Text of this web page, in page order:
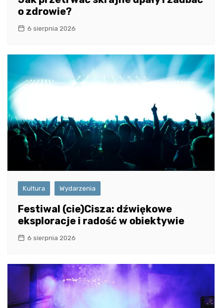
o zdrowie?
6 sierpnia 2026
Kultura Wydarzenia
Festiwal (cie)Cisza: dźwiękowe
eksploracje i radość w obiektywie
6 sierpnia 2026